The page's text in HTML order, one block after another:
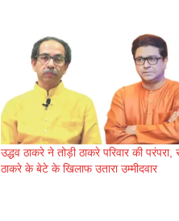
उद्धव ठाकरे ने तोड़ी ठाकरे परिवार की परंपरा,
ठाकरे के बेटे के खिलाफ उतारा उम्मीदवार